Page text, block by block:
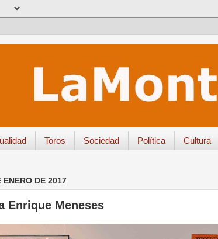
Toros Sociedad Política Cultura
ENERO DE 2017
Enrique Meneses